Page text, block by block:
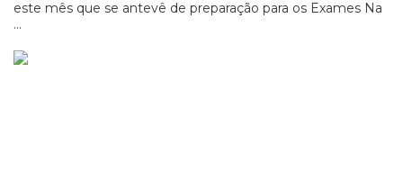
este mês que se antevê de preparação para os Exames Na
...